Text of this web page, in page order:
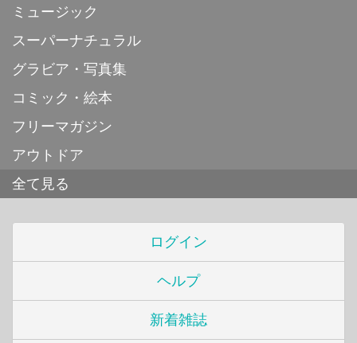
ミュージック
スーパーナチュラル
グラビア・写真集
コミック・絵本
フリーマガジン
アウトドア
全て見る
ログイン
ヘルプ
新着雑誌